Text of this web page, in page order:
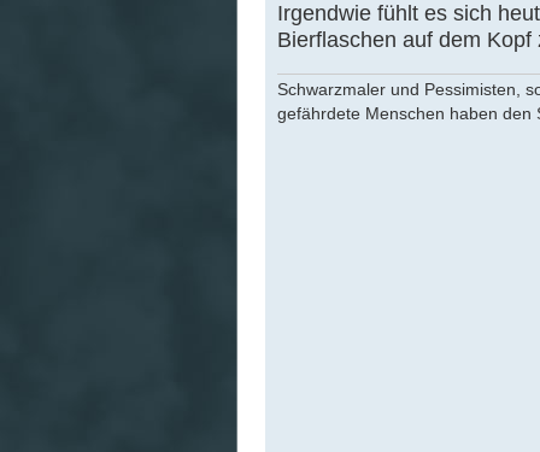
Irgendwie fühlt es sich
Bierflaschen auf dem
Schwarzmaler und Pessimisten,
gefährdete Menschen haben den